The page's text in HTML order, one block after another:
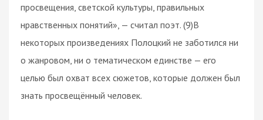
просвещения, светской культуры, правильных
нравственных понятий», — считал поэт. (9)В
некоторых произведениях Полоцкий не заботился ни
о жанровом, ни о тематическом единстве — его
целью был охват всех сюжетов, которые должен был
знать просвещённый человек.